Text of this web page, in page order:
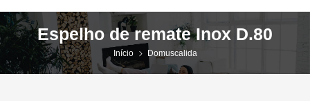
Espelho de remate Inox D.80
Início Domuscalida